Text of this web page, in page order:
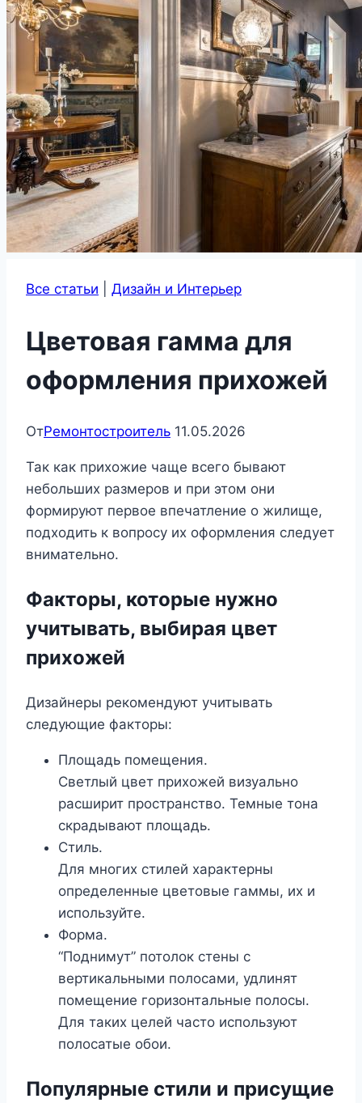
Все статьи Дизайн и Интерьер
Цветовая гамма для
оформления прихожей
ОтРемонтостроитель 11.05.2026
Так как прихожие чаще всего бывают
небольших размеров и при этом они
формируют первое впечатление о жилище,
подходить к вопросу их оформления следует
внимательно.
Факторы, которые нужно
учитывать, выбирая цвет
прихожей
Дизайнеры рекомендуют учитывать
следующие факторы:
Площадь помещения.
Светлый цвет прихожей визуально
расширит пространство. Темные тона
скрадывают площадь.
Стиль.
Для многих стилей характерны
определенные цветовые гаммы, их и
используйте.
Форма.
“Поднимут” потолок стены с
вертикальными полосами, удлинят
помещение горизонтальные полосы.
Для таких целей часто используют
полосатые обои.
Популярные стили и присущие